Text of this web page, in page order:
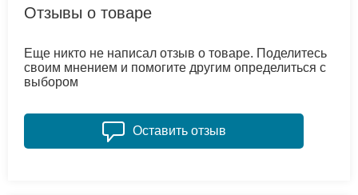
Отзывы о товаре
Еще никто не написал отзыв о товаре. Поделитесь
своим мнением и помогите другим определиться с
выбором
Оставить отзыв